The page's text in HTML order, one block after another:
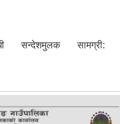
सन्देशमुलक सामग्री: